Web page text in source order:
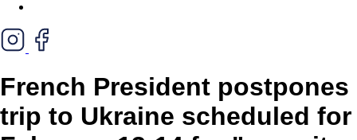
French President postpones
trip to Ukraine scheduled for